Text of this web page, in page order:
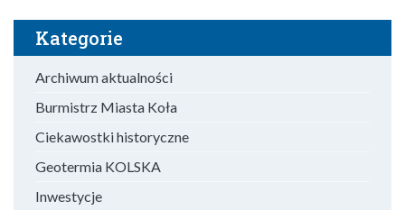
Kategorie
Archiwum aktualności
Burmistrz Miasta Koła
Ciekawostki historyczne
Geotermia KOLSKA
Inwestycje